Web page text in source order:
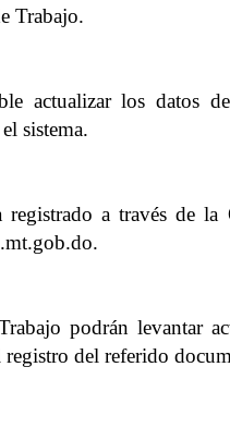
Trabajo.
actualizar los datos
sistema.
a través de
podrán levantar
del referido